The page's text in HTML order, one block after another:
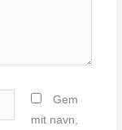
Gem
mit navn,